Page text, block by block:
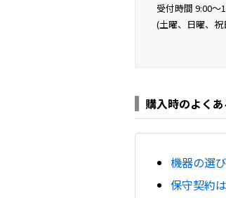
受付時間 9:00〜
(土曜、日曜、
購入時のよく
機器の選
保守契約